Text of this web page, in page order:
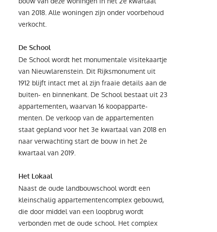
van 2018. Alle woningen zijn onder voorbehoud
verkocht.
De School
De School wordt het monumentale visitekaartje
van Nieuwlarenstein. Dit Rijksmonument uit
1912 blijft intact met al zijn fraaie details aan de
buiten- en binnenkant. De School bestaat uit 23
appartementen, waarvan 16 koopapparte-
menten. De verkoop van de appartementen
staat gepland voor het 3e kwartaal van 2018 en
naar verwachting start de bouw in het 2e
kwartaal van 2019.
Het Lokaal
Naast de oude landbouwschool wordt een
kleinschalig appartementencomplex gebouwd,
die door middel van een loopbrug wordt
verbonden met de oude school. Het complex